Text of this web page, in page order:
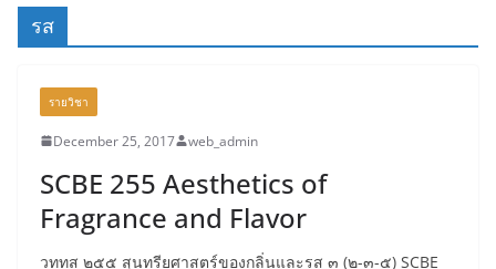
รส
รายวิชา
December 25, 2017 web_admin
SCBE 255 Aesthetics of
Fragrance and Flavor
วททส ๒๕๕ สุนทรียศาสตร์ของกลิ่นและรส ๓ (๒-๓-๕) SCBE